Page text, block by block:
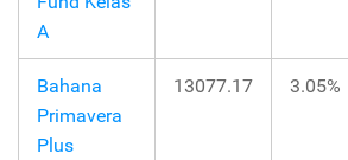
A
Bahana
Primavera
Plus
13077.17 3.05%